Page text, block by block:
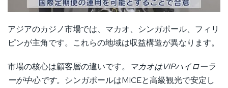
アジアのカジノ市場では、マカオ、シンガポール、フィリ
ピンが主角です。これらの地域は収益構造が異なります。
市場の核心は顧客層の違いです。
マカオはVIPハイローラ
ーが中心です。 シンガポールはMICEと高級観光で安定し